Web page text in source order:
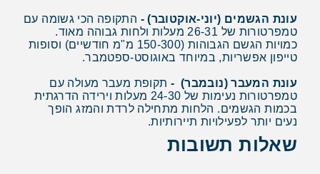
עונת הגשמים (יוני-אוקטובר) - התקופה הכי גשומה עם
טמפרטורות של 26-31 מעלות ולחות גבוהה מאוד.
כמויות הגשם הגבוהות (150-300 מ"מ חודשיים) וסופות
טייפון אפשריות, במיוחד באוגוסט-ספטמבר.
עונת המעבר (נובמבר) - תקופת מעבר מעולה עם
טמפרטורות נעימות של 24-30 מעלות וירידה הדרגתית
בכמות הגשמים. הלחות מתחילה לרדת והמזג הופך
נעים יותר לפעילויות תיירותיות.
שאלות תשובות